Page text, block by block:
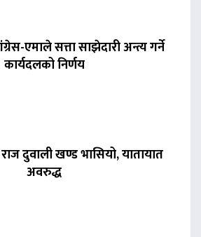
एमाले सत्ता साझेदारी अन्त्य गर्ने
कार्यदलको निर्णय
दुवाली खण्ड भासियो, यातायात
अवरुद्ध